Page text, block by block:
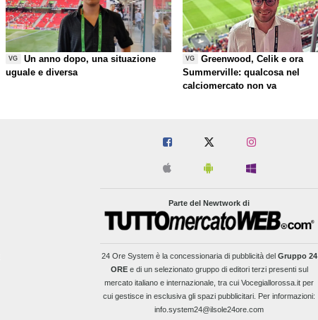
VG
Un anno dopo, una situazione
uguale e diversa
VG
Greenwood, Celik e ora
Summerville: qualcosa nel
calciomercato non va
Parte del Newtwork di
24 Ore Systemè la concessionaria di pubblicità del Gruppo 24
OREe di un selezionato gruppo di editori terzi presenti sul
mercato italiano e internazionale, tra cui Vocegiallorossa.it per
cui gestisce in esclusiva gli spazi pubblicitari. Per informazioni:
info.system24@ilsole24ore.com